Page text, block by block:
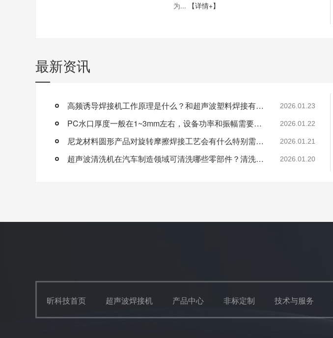
为...
【详情+】
最新资讯
高频诱导焊接机工作原理是什么？和超声波塑料焊接有何区别？ 2026.01.23
PC水口厚度一般在1~3mm左右，设备功率和振幅需要怎么配置？ 2026.01.22
尼龙材料圆形产品对旋转摩擦焊接工艺会有什么特别需要注意的地方？ 2026.01.21
超声波清洗机在汽车制造领域可清洗哪些零部件？清洗工艺如何优化？ 2026.01.20
昕科技首页 超声波焊接机 产品中心 非标定制 技术与服务